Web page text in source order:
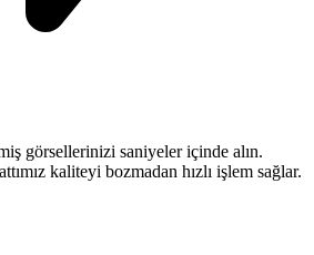
görsellerinizi saniyeler içinde alın.
kaliteyi bozmadan hızlı işlem sağlar.